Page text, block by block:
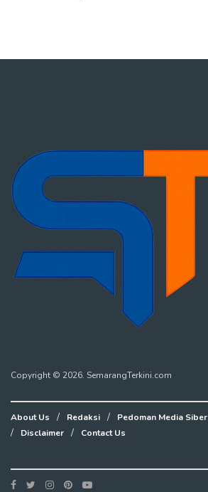
Copyright © 2026. SemarangTerkini.com
About Us Redaksi Pedoman Media Siber
Disclaimer
Contact Us